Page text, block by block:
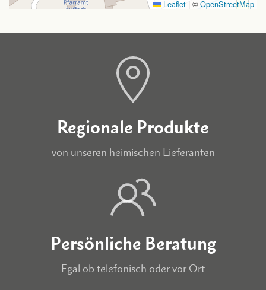
Leaflet | © OpenStreetMap
Regionale Produkte
von unseren heimischen Lieferanten
Persönliche Beratung
Egal ob telefonisch oder vor Ort